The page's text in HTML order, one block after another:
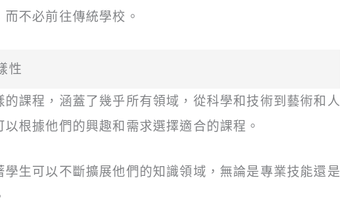
不必前往傳統學校。
性
的課程，涵蓋了幾乎所有領域，從科學和技術到藝術和人
根據他們的興趣和需求選擇適合的課程。
學生可以不斷擴展他們的知識領域，無論是專業技能還是